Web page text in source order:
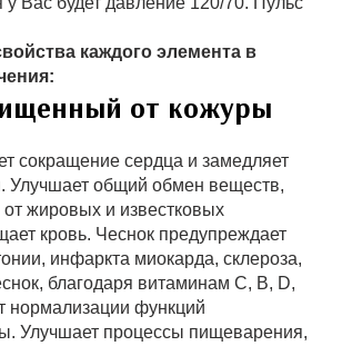
каждого элемента в
от кожуры
сокращение сердца и замедляет
Улучшает общий обмен веществ,
жировых и известковых
кровь. Чеснок предупреждает
инфаркта миокарда, склероза,
благодаря витаминам C, B, D,
нормализации функций
Улучшает процессы пищеварения,